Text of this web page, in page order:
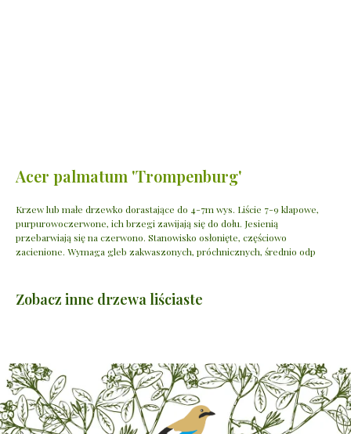
Acer palmatum 'Trompenburg'
Krzew lub małe drzewko dorastające do 4-7m wys. Liście 7-9 klapowe,
purpurowoczerwone, ich brzegi zawijają się do dołu. Jesienią
przebarwiają się na czerwono. Stanowisko osłonięte, częściowo
zacienione. Wymaga gleb zakwaszonych, próchnicznych, średnio odp
Zobacz inne drzewa liściaste